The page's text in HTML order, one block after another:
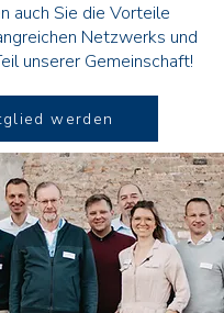
auch Sie die Vorteile
Netzwerks und
unserer Gemeinschaft!
werden